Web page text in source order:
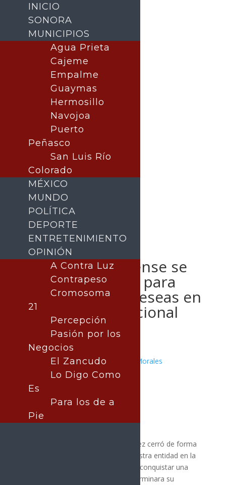
Natación sonorense se
despide con oro para
sumar cuatro preseas en
la Olimpiada Nacional
Publicado por:Juan Antonio Pérez Morales
ECONOMIA
11 mayo, 2026
El tritón sonorense Alfredo Velázquez cerró de forma
espectacular la participación de nuestra entidad en la
Olimpiada Nacional de Natación, al conquistar una
medalla de oro, para que Sonora terminara su
INICIO
SONORA
MUNICIPIOS
Agua Prieta
Cajeme
Empalme
Guaymas
Hermosillo
Navojoa
Puerto
Peñasco
San Luis Río
Colorado
MÉXICO
MUNDO
POLÍTICA
DEPORTE
ENTRETENIMIENTO
OPINIÓN
A Contra Luz
Contrapeso
Cromosoma
21
Percepción
Pasión por los
Negocios
El Zancudo
Lo Digo Como
Es
Para los de a
Pie